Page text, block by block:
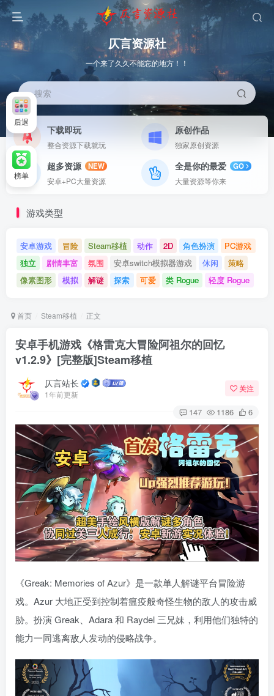
仄言资源社
一个来了久久不能忘的地方！！
搜索
下载即玩
整合资源下载就玩
原创作品
独家原创资源
超多资源
NEW
安卓+PC大量资源
全是你的最爱
GO
大量资源等你来
游戏类型
安卓游戏 冒险 Steam移植 动作 2D 角色扮演
PC游戏
独立
剧情丰富 氛围 安卓switch模拟器游戏 休闲
策略
像素图形
模拟 解谜 探索 可爱 类 Rogue 轻度 Rogue
首页 Steam移植 正文
安卓手机游戏《格雷克大冒险阿祖尔的回忆
v1.2.9》[完整版]Steam移植
仄言站长
1年前更新
关注
147 1186 6
《Greak: Memories of Azur》是一款单人解谜平台冒险游
戏。Azur 大地正受到控制着瘟疫般奇怪生物的敌人的攻击威
胁。扮演 Greak、Adara 和 Raydel 三兄妹，利用他们独特的
能力一同逃离敌人发动的侵略战争。
后退
榜单